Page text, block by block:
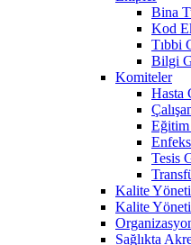
Bina
Kod
Tıbbi
Bilgi
Komiteler
Hasta
Tesis
Kalite
Kalite
Sağlıkta